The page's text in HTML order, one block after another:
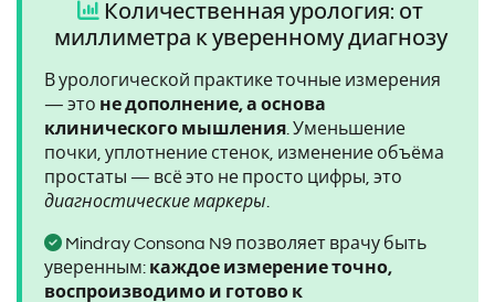
Количественная урология: от
миллиметра к уверенному диагнозу
В урологической практике точные измерения
— это не дополнение, а основа
клинического мышления . Уменьшение
почки, уплотнение стенок, изменение объёма
простаты — всё это не просто цифры, это
диагностические маркеры
Mindray Consona N9 позволяет врачу быть
уверенным: каждое измерение точно,
воспроизводимо и готово к